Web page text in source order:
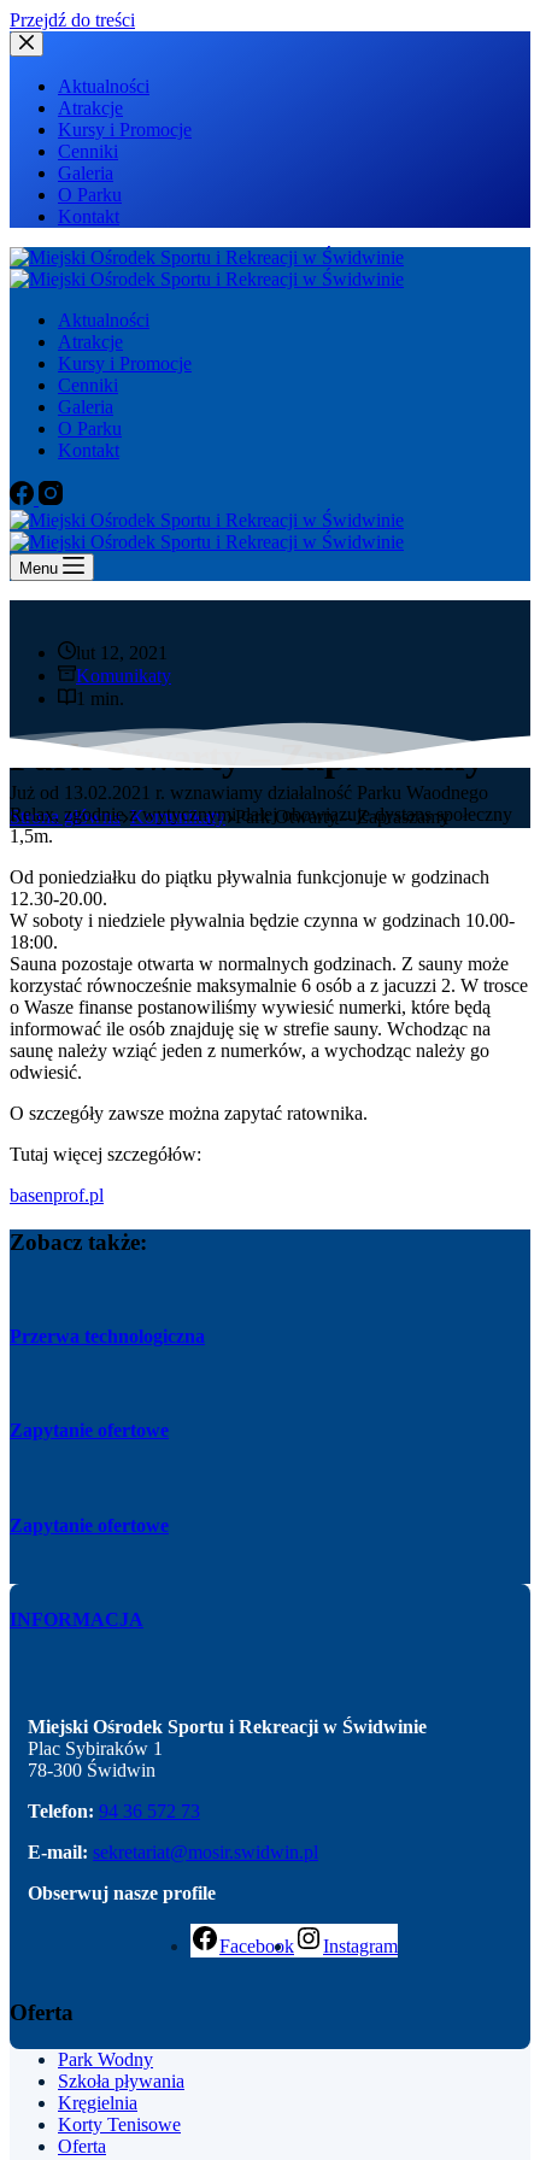
Przejdź do treści
Aktualności
Atrakcje
Kursy i Promocje
Cenniki
Galeria
O Parku
Kontakt
Aktualności
Atrakcje
Kursy i Promocje
Cenniki
Galeria
O Parku
Kontakt
Menu
lut 12, 2021
Komunikaty
1 min.
Park Otwarty – Zapraszamy
Strona główna Komunikaty Park Otwarty – Zapraszamy
Już od 13.02.2021 r. wznawiamy działalność Parku Waodnego
Relax, zgodnie z wytycznymi dalej obowiązuje dystans społeczny
1,5m.
Od poniedziałku do piątku pływalnia funkcjonuje w godzinach
12.30-20.00.
W soboty i niedziele pływalnia będzie czynna w godzinach 10.00-
18:00.
Sauna pozostaje otwarta w normalnych godzinach. Z sauny może
korzystać równocześnie maksymalnie 6 osób a z jacuzzi 2. W trosce
o Wasze finanse postanowiliśmy wywiesić numerki, które będą
informować ile osób znajduję się w strefie sauny. Wchodząc na
saunę należy wziąć jeden z numerków, a wychodząc należy go
odwiesić.
O szczegóły zawsze można zapytać ratownika.
Tutaj więcej szczegółów:
basenprof.pl
Zobacz także:
Przerwa technologiczna
Zapytanie ofertowe
Zapytanie ofertowe
INFORMACJA
Miejski Ośrodek Sportu i Rekreacji w Świdwinie
Plac Sybiraków 1
78-300 Świdwin
Telefon: 94 36 572 73
E-mail: sekretariat@mosir.swidwin.pl
Obserwuj nasze profile
Facebook Instagram
Oferta
Park Wodny
Szkoła pływania
Kręgielnia
Korty Tenisowe
Oferta